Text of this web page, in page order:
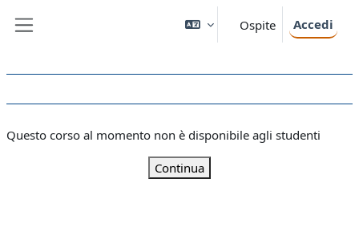
Ospite Accedi
Questo corso al momento non è disponibile agli studenti
Continua